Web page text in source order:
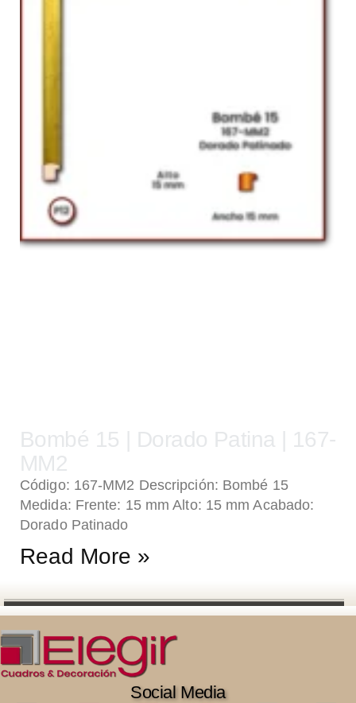
Bombé 15 | Dorado Patina | 167-
MM2
Código: 167-MM2 Descripción: Bombé 15
Medida: Frente: 15 mm Alto: 15 mm Acabado:
Dorado Patinado
Read More »
Social Media